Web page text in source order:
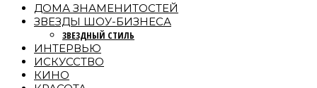
ДОМА ЗНАМЕНИТОСТЕЙ
ЗВЕЗДЫ ШОУ-БИЗНЕСА
ЗВЕЗДНЫЙ СТИЛЬ
ИНТЕРВЬЮ
ИСКУССТВО
КИНО